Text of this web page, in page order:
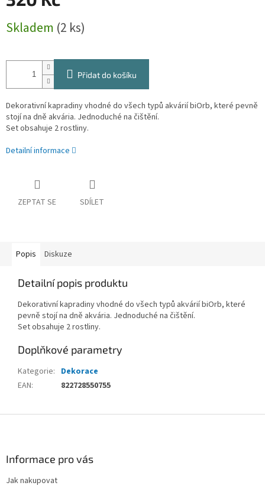
cena:
Skladem (2 ks)
Přidat do košíku
Dekorativní kapradiny vhodné do všech typů akvárií biOrb, které pevně
stojí na dně akvária. Jednoduché na čištění.
Set obsahuje 2 rostliny.
Detailní informace
ZEPTAT SE SDÍLET
Popis Diskuze
Detailní popis produktu
Dekorativní kapradiny vhodné do všech typů akvárií biOrb, které
pevně stojí na dně akvária. Jednoduché na čištění.
Set obsahuje 2 rostliny.
Doplňkové parametry
Kategorie: Dekorace
EAN: 822728550755
Informace pro vás
Jak nakupovat